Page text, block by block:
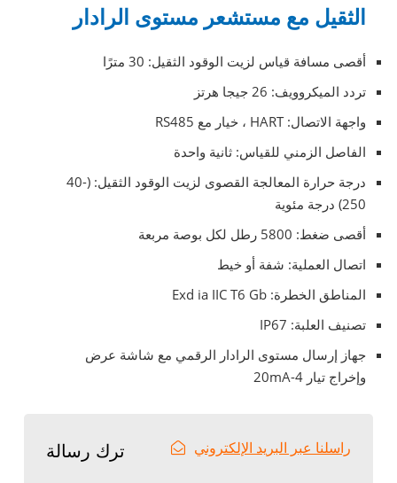
الثقيل مع مستشعر مستوى الرادار
أقصى مسافة قياس لزيت الوقود الثقيل: 30 مترًا
تردد الميكروويف: 26 جيجا هرتز
واجهة الاتصال: HART ، خيار مع RS485
الفاصل الزمني للقياس: ثانية واحدة
درجة حرارة المعالجة القصوى لزيت الوقود الثقيل: (-40
250) درجة مئوية
أقصى ضغط: 5800 رطل لكل بوصة مربعة
اتصال العملية: شفة أو خيط
المناطق الخطرة: Exd ia IIC T6 Gb
تصنيف العلبة: IP67
جهاز إرسال مستوى الرادار الرقمي مع شاشة عرض
وإخراج تيار 4-20mA
ترك رسالة راسلنا عبر البريد الإلكتروني